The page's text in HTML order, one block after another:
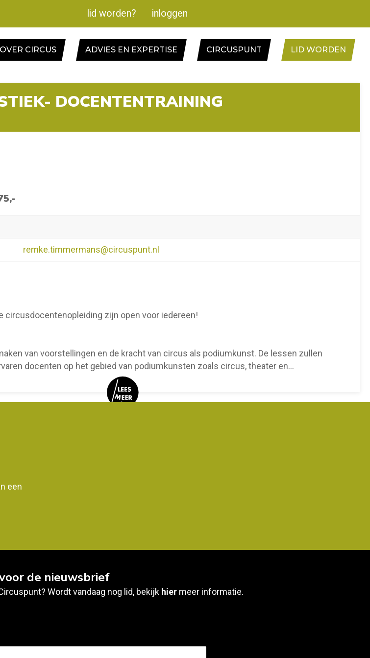
lid worden? inloggen
OVER CIRCUS ADVIES EN EXPERTISE CIRCUSPUNT LID WORDEN
DOCENTENTRAINING
remke.timmermans@circuspunt.nl
circusdocentenopleiding zijn open voor iedereen!
van voorstellingen en de kracht van circus als podiumkunst. De lessen zullen
docenten op het gebied van podiumkunsten zoals circus, theater en...
een
de nieuwsbrief
Wordt vandaag nog lid, bekijk hier meer informatie.